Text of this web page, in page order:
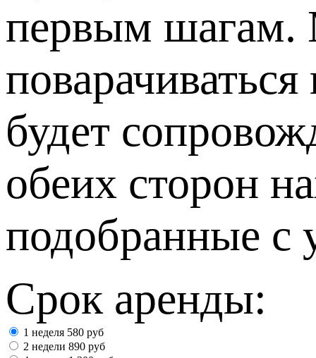
первым шагам.
будет
обеих сторон
подобранные с
Срок аренды:
1 неделя 580 руб
2 недели 890 руб